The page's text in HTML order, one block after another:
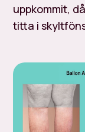
uppkommit,
titta i